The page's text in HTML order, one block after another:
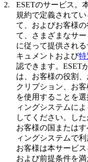
2. ESETのサービス。
規約で定義されて
て、およびお客様
て、さまざまなサ
に従って提供され
キュメントおよび特
認できます。ESET
は、お客様の役割
クリプション、お
を使用することを
ィングシステムに
してください。し
お客様の国または
ィングシステムで
お客様は本サービ
および前提条件を